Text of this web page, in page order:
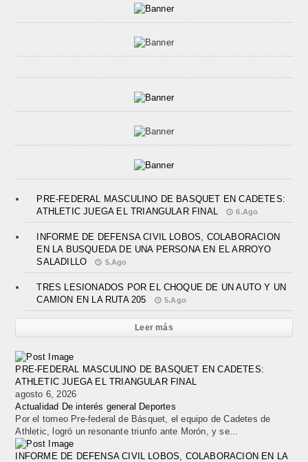
PRE-FEDERAL MASCULINO DE BASQUET EN CADETES:
ATHLETIC JUEGA EL TRIANGULAR FINAL
6.Ago
INFORME DE DEFENSA CIVIL LOBOS, COLABORACION
EN LA BUSQUEDA DE UNA PERSONA EN EL ARROYO
SALADILLO
5.Ago
TRES LESIONADOS POR EL CHOQUE DE UN AUTO Y UN
CAMION EN LA RUTA 205
5.Ago
Leer más
PRE-FEDERAL MASCULINO DE BASQUET EN CADETES:
ATHLETIC JUEGA EL TRIANGULAR FINAL
agosto 6, 2026
Actualidad De interés general Deportes
Por el torneo Pre-federal de Básquet, el equipo de Cadetes de
Athletic, logró un resonante triunfo ante Morón, y se...
INFORME DE DEFENSA CIVIL LOBOS, COLABORACION EN LA